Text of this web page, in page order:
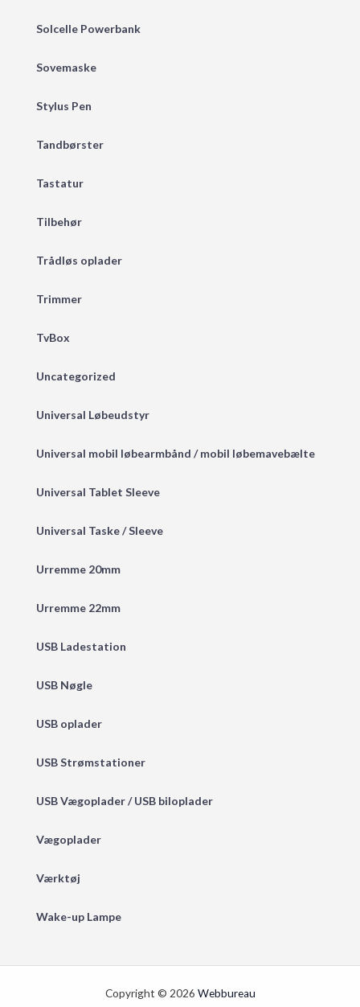
Solcelle Powerbank
Sovemaske
Stylus Pen
Tandbørster
Tastatur
Tilbehør
Trådløs oplader
Trimmer
TvBox
Uncategorized
Universal Løbeudstyr
Universal mobil løbearmbånd / mobil løbemavebælte
Universal Tablet Sleeve
Universal Taske / Sleeve
Urremme 20mm
Urremme 22mm
USB Ladestation
USB Nøgle
USB oplader
USB Strømstationer
USB Vægoplader / USB biloplader
Vægoplader
Værktøj
Wake-up Lampe
Copyright © 2026 Webbureau